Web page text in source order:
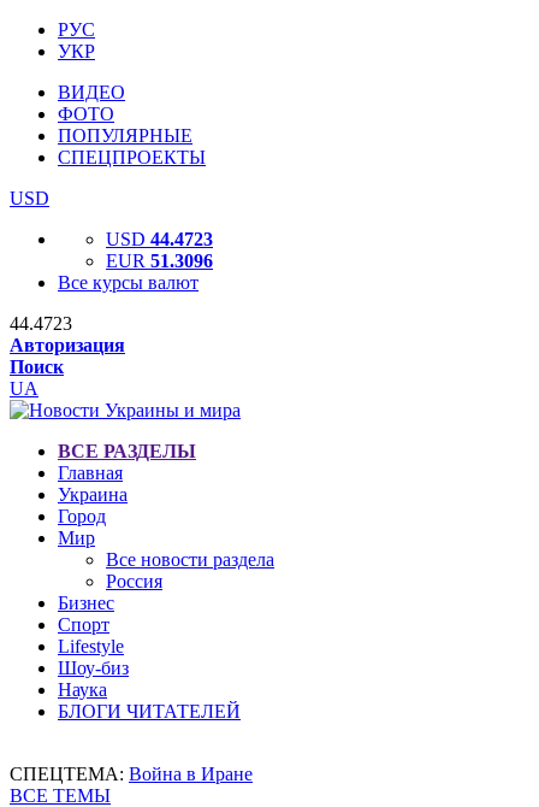
РУС
УКР
ВИДЕО
ФОТО
ПОПУЛЯРНЫЕ
СПЕЦПРОЕКТЫ
USD
USD 44.4723
EUR 51.3096
Все курсы валют
44.4723
Авторизация
Поиск
UA
ВСЕ РАЗДЕЛЫ
Главная
Украина
Город
Мир
Все новости раздела
Россия
Бизнес
Спорт
Lifestyle
Шоу-биз
Наука
БЛОГИ ЧИТАТЕЛЕЙ
СПЕЦТЕМА: Война в Иране
ВСЕ ТЕМЫ